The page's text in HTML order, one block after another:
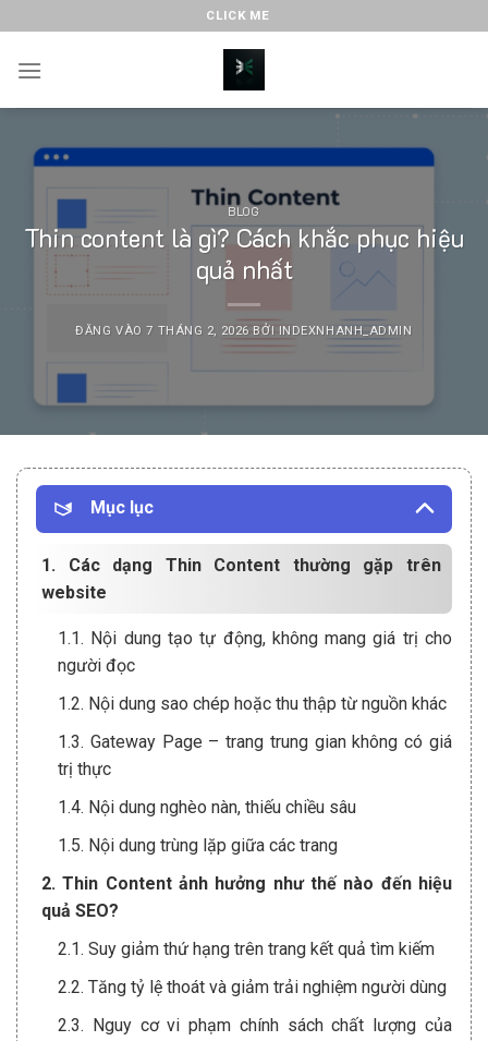
nội
CLICK ME
BLOG
Thin content là gì​? Cách khắc phục hiệu
quả nhất
ĐĂNG VÀO7 THÁNG 2, 2026 BỞI INDEXNHANH_ADMIN
Mục lục
1. Các dạng Thin Content thường gặp trên
website
1.1. Nội dung tạo tự động, không mang giá trị cho
người đọc
1.2. Nội dung sao chép hoặc thu thập từ nguồn khác
1.3. Gateway Page – trang trung gian không có giá
trị thực
1.4. Nội dung nghèo nàn, thiếu chiều sâu
1.5. Nội dung trùng lặp giữa các trang
2. Thin Content ảnh hưởng như thế nào đến hiệu
quả SEO?
2.1. Suy giảm thứ hạng trên trang kết quả tìm kiếm
2.2. Tăng tỷ lệ thoát và giảm trải nghiệm người dùng
2.3. Nguy cơ vi phạm chính sách chất lượng của